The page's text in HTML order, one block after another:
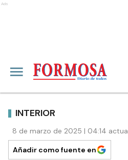
Ads
INTERIOR
8 de marzo de 2025 | 04:14
Añadir como fuente en